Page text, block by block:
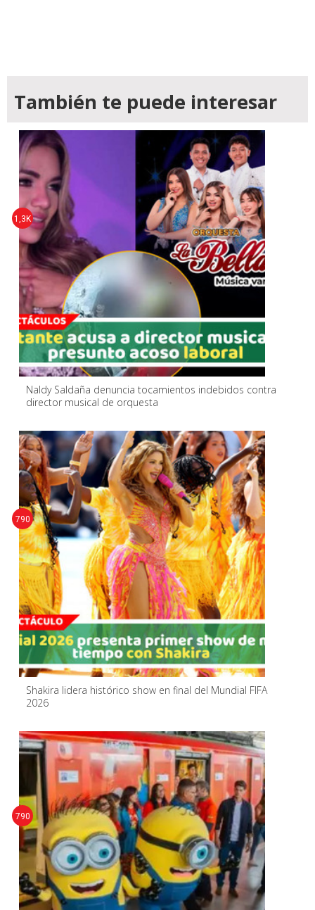
También te puede interesar
Naldy Saldaña denuncia tocamientos indebidos contra
director musical de orquesta
1,3K
Shakira lidera histórico show en final del Mundial FIFA
2026
790
790